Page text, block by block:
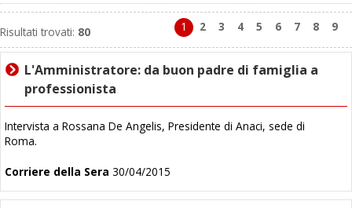
1 2 3 4 5 6 7 8 9
Risultati trovati: 80
L'Amministratore: da buon padre di famiglia a
professionista
Intervista a Rossana De Angelis, Presidente di Anaci, sede di
Roma.
Corriere della Sera 30/04/2015